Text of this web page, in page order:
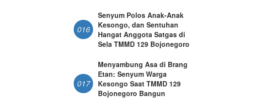
016
Senyum Polos Anak-Anak
Kesongo, dan Sentuhan
Hangat Anggota Satgas di
Sela TMMD 129 Bojonegoro
017
Menyambung Asa di Brang
Etan: Senyum Warga
Kesongo Saat TMMD 129
Bojonegoro Bangun